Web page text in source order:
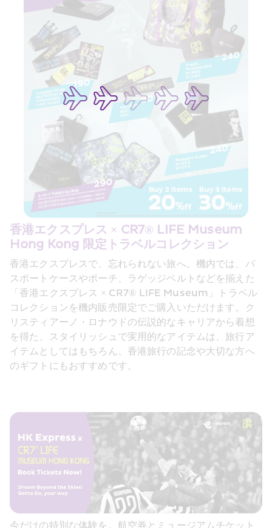
香港エクスプレス × CR7® LIFE Museum
Hong Kong 限定トラベルコレクション
香港エクスプレスで、忘れられない旅へ。機内では、パ
スポートケースやポーチ、ラゲッジベルトなどを揃えた
「香港エクスプレス × CR7® LIFE Museum」トラベル
コレクションを機内販売限定でご購入いただけます。ク
リスティアーノ・ロナウドの伝説的なキャリアから着想
を得た、スタイリッシュで実用的なアイテムは、旅行ア
イテムとしてはもちろん、香港旅行の記念や大切な方へ
のギフトにもおすすめです。
今だけの特別な体験を。航空券とミュージアムチケット